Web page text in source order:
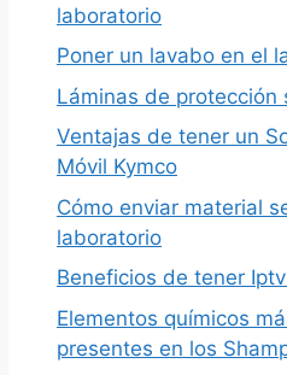
laboratorio
Poner un lavabo en el
Láminas de protección
Ventajas de tener un
Móvil Kymco
Cómo enviar material
laboratorio
Beneficios de tener
Elementos químicos
presentes en los